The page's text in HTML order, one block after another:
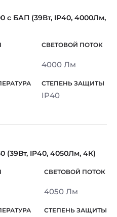
с БАП (39Вт, IP40, 4000Лм,
4000 Лм
IP40
(39Вт, IP40, 4050Лм, 4К)
4050 Лм